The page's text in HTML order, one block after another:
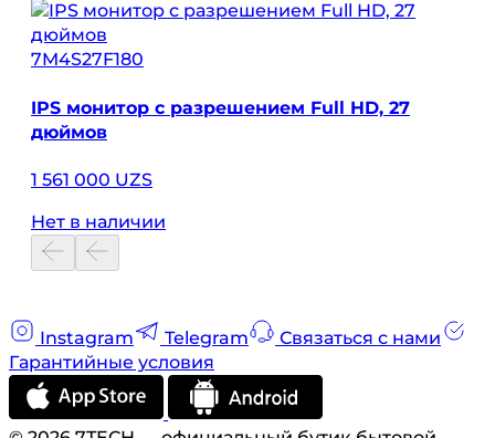
7M4S27F180
IPS монитор с разрешением Full HD, 27
дюймов
1 561 000 UZS
Нет в наличии
Instagram Telegram
Связаться с нами
Гарантийные условия